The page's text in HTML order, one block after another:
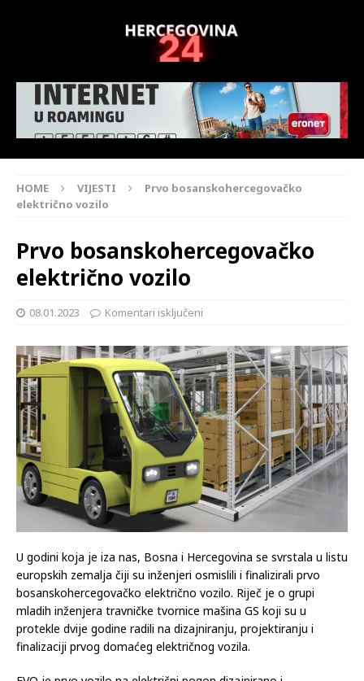
HOME VIJESTI
Prvo bosanskohercegovačko
Prvo bosanskohercegovačko
električno vozilo
Komentari isključeni
U godini koja je iza nas, Bosna i Hercegovina se svrstala u listu
europskih zemalja čiji su inženjeri osmislili i finalizirali prvo
bosanskohercegovačko električno vozilo. Riječ je o grupi
mladih inženjera travničke tvornice mašina GS koji su u
protekle dvije godine radili na dizajniranju, projektiranju i
finalizaciji prvog domaćeg električnog vozila.